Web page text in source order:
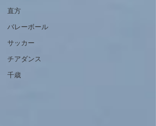
直方
バレーボール
サッカー
チアダンス
千歳